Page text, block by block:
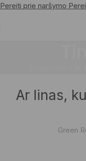
Pereiti prie naršymo
Ar linas,
Green